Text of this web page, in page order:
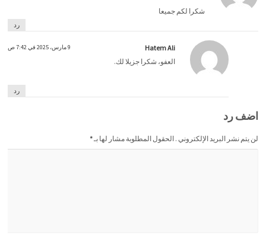
شكرا لكم جميعا
رد
Hatem Ali 9 مارس، 2025 في 7:42 ص
العفو، شكرا جزيلا لك.
رد
اضف رد
لن يتم نشر البريد الإلكتروني . الحقول المطلوبة مشار لها بـ*